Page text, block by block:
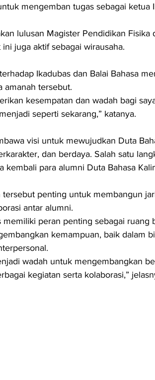
mengemban tugas sebagai ketua
lulusan Magister Pendidikan Fisika
ini juga aktif sebagai wirausaha.
Ikadubas dan Balai Bahasa
amanah tersebut.
kesempatan dan wadah bagi
seperti sekarang,” katanya.
visi untuk mewujudkan Duta
dan berdaya. Salah satu
kembali para alumni Duta Bahasa
tersebut penting untuk membangun
antar alumni.
memiliki peran penting sebagai ruang
kemampuan, baik dalam
wadah untuk mengembangkan
kegiatan serta kolaborasi,”